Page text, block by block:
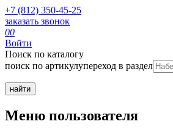
+7 (812) 350-45-25
заказать звонок
00
Войти
Поиск по каталогу
поиск по артикулупереход в раздел
Меню пользователя